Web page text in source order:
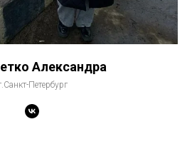
Александра
Петербург